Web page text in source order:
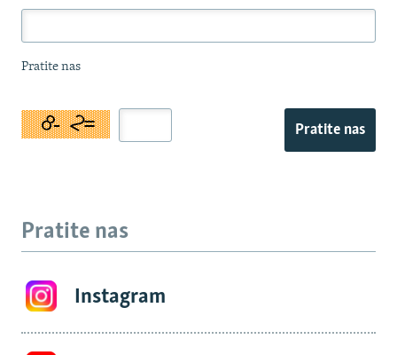
Pratite nas
Pratite nas
Pratite nas
Instagram